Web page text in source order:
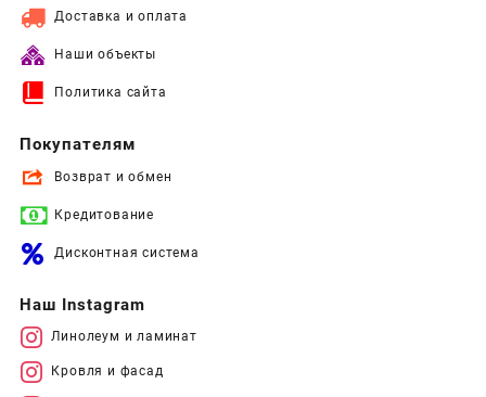
Доставка и оплата
Наши объекты
Политика сайта
Покупателям
Возврат и обмен
Кредитование
Дисконтная система
Наш Instagram
Линолеум и ламинат
Кровля и фасад